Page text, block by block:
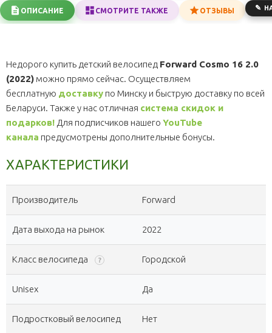
ОПИСАНИЕ СМОТРИТЕ ТАКЖЕ ОТЗЫВЫ
Недорого купить детский велосипед Forward Cosmo 16 2.0
(2022) можно прямо сейчас. Осуществляем
бесплатную доставку по Минску и быструю доставку по всей
Беларуси. Также у нас отличная система скидок и
подарков! Для подписчиков нашего YouTube
канала предусмотрены дополнительные бонусы.
ХАРАКТЕРИСТИКИ
Производитель Forward
Дата выхода на рынок 2022
Класс велосипеда ? Городской
Unisex Да
Подростковый велосипед Нет